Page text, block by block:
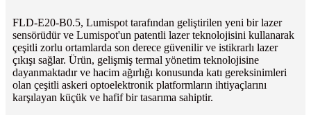
FLD-E20-B0.5, Lumispot tarafından geliştirilen yeni bir lazer
sensörüdür ve Lumispot'un patentli lazer teknolojisini kullanarak
çeşitli zorlu ortamlarda son derece güvenilir ve istikrarlı lazer
çıkışı sağlar. Ürün, gelişmiş termal yönetim teknolojisine
dayanmaktadır ve hacim ağırlığı konusunda katı gereksinimleri
olan çeşitli askeri optoelektronik platformların ihtiyaçlarını
karşılayan küçük ve hafif bir tasarıma sahiptir.